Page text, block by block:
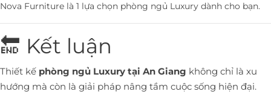
Nova Furniture là 1 lựa chọn phòng ngủ Luxury dành cho bạn.
🔚 Kết luận
Thiết kế phòng ngủ Luxury tại An Giang không chỉ là xu
hướng mà còn là giải pháp nâng tầm cuộc sống hiện đại.